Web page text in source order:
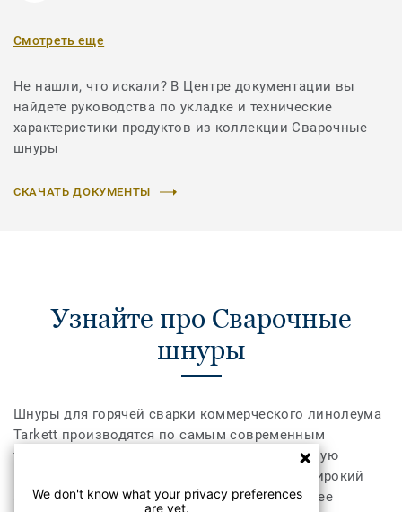
Смотреть еще
Не нашли, что искали? В Центре документации вы
найдете руководства по укладке и технические
характеристики продуктов из коллекции Сварочные
шнуры
СКАЧАТЬ ДОКУМЕНТЫ
Узнайте про Сварочные
шнуры
Шнуры для горячей сварки коммерческого линолеума
Tarkett производятся по самым современным
технологиям и обеспечивают непревзойденную
герметичность и прочность сваривания. А широкий
ассортимент позволит выбрать шнур наиболее
We don't know what your privacy preferences
are yet.